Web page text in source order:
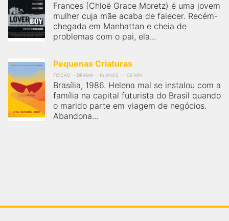
Frances (Chloë Grace Moretz) é uma jovem
mulher cuja mãe acaba de falecer. Recém-
chegada em Manhattan e cheia de
problemas com o pai, ela...
Pequenas Criaturas
FICÇÃO DRAMA 16 ANOS 106 MIN
Brasília, 1986. Helena mal se instalou com a
família na capital futurista do Brasil quando
o marido parte em viagem de negócios.
Abandona...